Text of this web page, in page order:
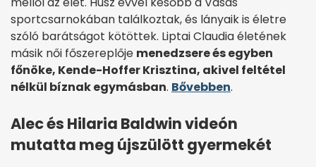
sportcsarnokában találkoztak, és lányaik is életre
szóló barátságot kötöttek. Liptai Claudia életének
másik női főszereplője menedzsere és egyben
főnöke, Kende-Hoffer Krisztina, akivel feltétel
nélkül bíznak egymásban. Bővebben.
Alec és Hilaria Baldwin videón
mutatta meg újszülött gyermekét